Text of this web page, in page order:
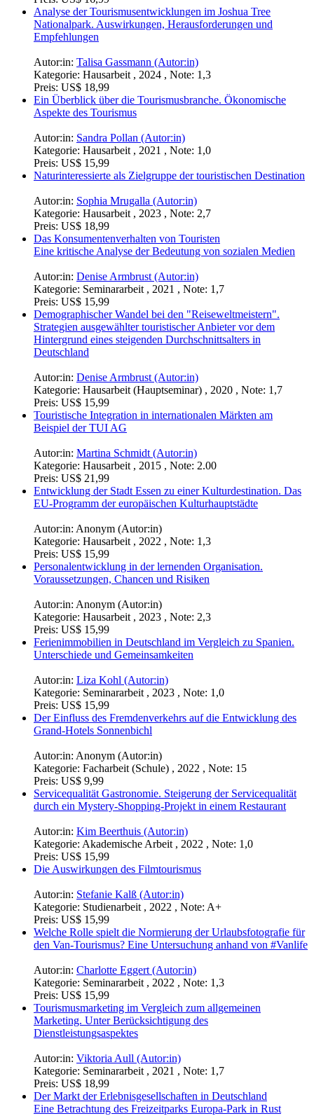
Analyse der Tourismusentwicklungen im Joshua Tree
Nationalpark. Auswirkungen, Herausforderungen und
Empfehlungen
Autor:in: Talisa Gassmann (Autor:in)
Kategorie: Hausarbeit , 2024 , Note: 1,3
Preis: US$ 18,99
Ein Überblick über die Tourismusbranche. Ökonomische
Aspekte des Tourismus
Autor:in: Sandra Pollan (Autor:in)
Kategorie: Hausarbeit , 2021 , Note: 1,0
Preis: US$ 15,99
Naturinteressierte als Zielgruppe der touristischen Destination
Autor:in: Sophia Mrugalla (Autor:in)
Kategorie: Hausarbeit , 2023 , Note: 2,7
Preis: US$ 18,99
Das Konsumentenverhalten von Touristen
Eine kritische Analyse der Bedeutung von sozialen Medien
Autor:in: Denise Armbrust (Autor:in)
Kategorie: Seminararbeit , 2021 , Note: 1,7
Preis: US$ 15,99
Demographischer Wandel bei den "Reiseweltmeistern".
Strategien ausgewählter touristischer Anbieter vor dem
Hintergrund eines steigenden Durchschnittsalters in
Deutschland
Autor:in: Denise Armbrust (Autor:in)
Kategorie: Hausarbeit (Hauptseminar) , 2020 , Note: 1,7
Preis: US$ 15,99
Touristische Integration in internationalen Märkten am
Beispiel der TUI AG
Autor:in: Martina Schmidt (Autor:in)
Kategorie: Hausarbeit , 2015 , Note: 2.00
Preis: US$ 21,99
Entwicklung der Stadt Essen zu einer Kulturdestination. Das
EU-Programm der europäischen Kulturhauptstädte
Autor:in: Anonym (Autor:in)
Kategorie: Hausarbeit , 2022 , Note: 1,3
Preis: US$ 15,99
Personalentwicklung in der lernenden Organisation.
Voraussetzungen, Chancen und Risiken
Autor:in: Anonym (Autor:in)
Kategorie: Hausarbeit , 2023 , Note: 2,3
Preis: US$ 15,99
Ferienimmobilien in Deutschland im Vergleich zu Spanien.
Unterschiede und Gemeinsamkeiten
Autor:in: Liza Kohl (Autor:in)
Kategorie: Seminararbeit , 2023 , Note: 1,0
Preis: US$ 15,99
Der Einfluss des Fremdenverkehrs auf die Entwicklung des
Grand-Hotels Sonnenbichl
Autor:in: Anonym (Autor:in)
Kategorie: Facharbeit (Schule) , 2022 , Note: 15
Preis: US$ 9,99
Servicequalität Gastronomie. Steigerung der Servicequalität
durch ein Mystery-Shopping-Projekt in einem Restaurant
Autor:in: Kim Beerthuis (Autor:in)
Kategorie: Akademische Arbeit , 2022 , Note: 1,0
Preis: US$ 15,99
Die Auswirkungen des Filmtourismus
Autor:in: Stefanie Kalß (Autor:in)
Kategorie: Studienarbeit , 2022 , Note: A+
Preis: US$ 15,99
Welche Rolle spielt die Normierung der Urlaubsfotografie für
den Van-Tourismus? Eine Untersuchung anhand von #Vanlife
Autor:in: Charlotte Eggert (Autor:in)
Kategorie: Seminararbeit , 2022 , Note: 1,3
Preis: US$ 15,99
Tourismusmarketing im Vergleich zum allgemeinen
Marketing. Unter Berücksichtigung des
Dienstleistungsaspektes
Autor:in: Viktoria Aull (Autor:in)
Kategorie: Seminararbeit , 2021 , Note: 1,7
Preis: US$ 18,99
Der Markt der Erlebnisgesellschaften in Deutschland
Eine Betrachtung des Freizeitparks Europa-Park in Rust